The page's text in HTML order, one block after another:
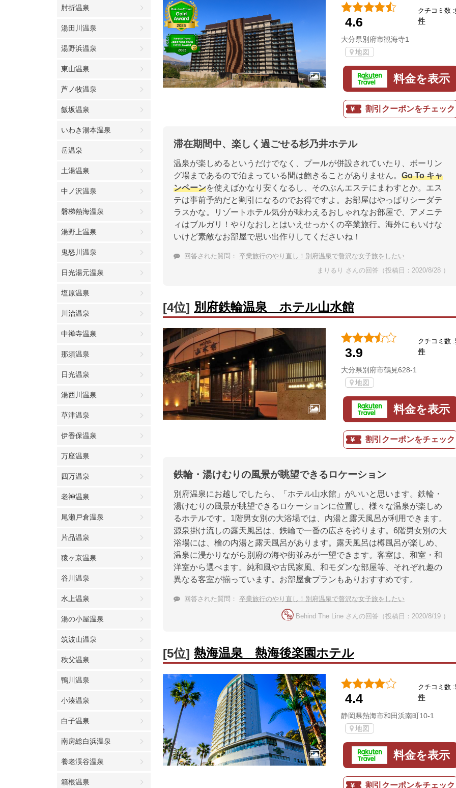
肘折温泉
湯田川温泉
湯野浜温泉
東山温泉
芦ノ牧温泉
飯坂温泉
いわき湯本温泉
岳温泉
土湯温泉
中ノ沢温泉
磐梯熱海温泉
湯野上温泉
鬼怒川温泉
日光湯元温泉
塩原温泉
川治温泉
中禅寺温泉
那須温泉
日光温泉
湯西川温泉
草津温泉
伊香保温泉
万座温泉
四万温泉
老神温泉
尾瀬戸倉温泉
片品温泉
猿ヶ京温泉
谷川温泉
水上温泉
湯の小屋温泉
筑波山温泉
秩父温泉
鴨川温泉
小湊温泉
白子温泉
南房総白浜温泉
養老渓谷温泉
箱根温泉
4.6
クチコミ数 :
件
大分県別府市観海寺1
地図
料金を表示
割引クーポンをチェック
滞在期間中、楽しく過ごせる杉乃井ホテル
温泉が楽しめるというだけでなく、プールが併設されていたり、ボーリン
グ場まであるので泊まっている間は飽きることがありません。 Go To キャ
ンペーンを使えばかなり安くなるし、そのぶんエステにまわすとか。エス
テは事前予約だと割引になるのでお得ですよ。お部屋はやっぱりシーダテ
ラスかな。リゾートホテル気分が味わえるおしゃれなお部屋で、アメニテ
ィはブルガリ！やりなおしとはいえせっかくの卒業旅行。海外にもいけな
いけど素敵なお部屋で思い出作りしてくださいね！
回答された質問： 卒業旅行のやり直し！別府温泉で贅沢な女子旅をしたい
まりるり さんの回答（投稿日：2020/8/28 ）
[4位] 別府鉄輪温泉 ホテル山水館
3.9
クチコミ数 :
件
大分県別府市鶴見628-1
地図
料金を表示
割引クーポンをチェック
鉄輪・湯けむりの風景が眺望できるロケーション
別府温泉にお越しでしたら、「ホテル山水館」がいいと思います。鉄輪・
湯けむりの風景が眺望できるロケーションに位置し、様々な温泉が楽しめ
るホテルです。1階男女別の大浴場では、内湯と露天風呂が利用できます。
源泉掛け流しの露天風呂は、鉄輪で一番の広さを誇ります。6階男女別の大
浴場には、檜の内湯と露天風呂があります。露天風呂は樽風呂が楽しめ、
温泉に浸かりながら別府の海や街並みが一望できます。客室は、和室・和
洋室から選べます。純和風や古民家風、和モダンな部屋等、それぞれ趣の
異なる客室が揃っています。お部屋食プランもありおすすめです。
回答された質問： 卒業旅行のやり直し！別府温泉で贅沢な女子旅をしたい
Behind The Line さんの回答（投稿日：2020/8/19 ）
[5位] 熱海温泉 熱海後楽園ホテル
4.4
クチコミ数 :
件
静岡県熱海市和田浜南町10-1
地図
料金を表示
割引クーポンをチェック